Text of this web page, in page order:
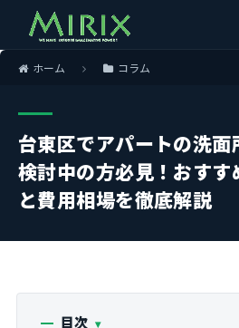
ホーム コラム
台東区でアパートの洗
検討中の方必見！おす
と費用相場を徹底解説
目次